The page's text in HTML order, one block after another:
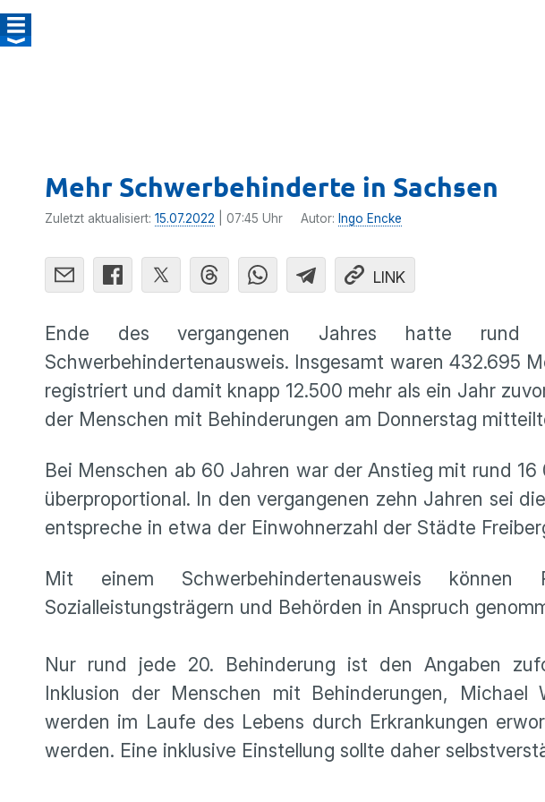
Mehr Schwerbehinderte in Sachsen
Zuletzt aktualisiert: 15.07.2022 | 07:45 Uhr Autor: Ingo Encke
LINK
Ende des vergangenen Jahres hatte
Schwerbehindertenausweis. Insgesamt waren 432.695
registriert und damit knapp 12.500 mehr als ein Jahr
der Menschen mit Behinderungen am Donnerstag
Bei Menschen ab 60 Jahren war der Anstieg mit rund
überproportional. In den vergangenen zehn Jahren sei
entspreche in etwa der Einwohnerzahl der Städte
Mit einem Schwerbehindertenausweis können
Sozialleistungsträgern und Behörden in Anspruch
Nur rund jede 20. Behinderung ist den Angaben
Inklusion der Menschen mit Behinderungen, Michael
werden im Laufe des Lebens durch Erkrankungen
werden. Eine inklusive Einstellung sollte daher